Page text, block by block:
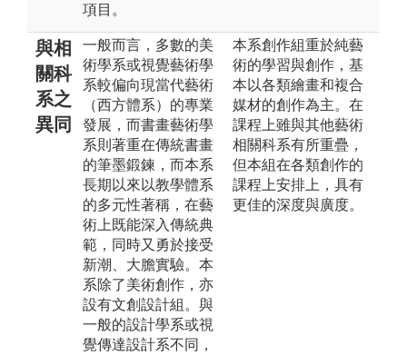
項目。
與相
關科
系之
異同
一般而言，多數的美
術學系或視覺藝術學
系較偏向現當代藝術
（西方體系）的專業
發展，而書畫藝術學
系則著重在傳統書畫
的筆墨鍛鍊，而本系
長期以來以教學體系
的多元性著稱，在藝
術上既能深入傳統典
範，同時又勇於接受
新潮、大膽實驗。本
系除了美術創作，亦
設有文創設計組。與
一般的設計學系或視
覺傳達設計系不同，
本系創作組重於純藝
術的學習與創作，基
本以各類繪畫和複合
媒材的創作為主。在
課程上雖與其他藝術
相關科系有所重疊，
但本組在各類創作的
課程上安排上，具有
更佳的深度與廣度。